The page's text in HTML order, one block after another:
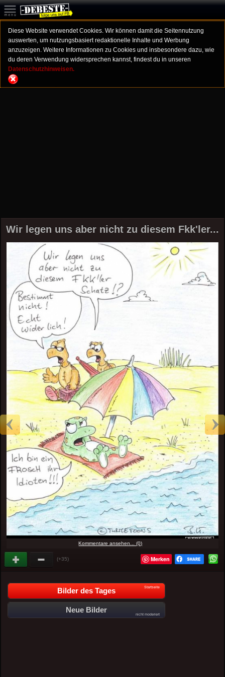
Diese Website verwendet Cookies. Wir können damit die Seitennutzung
auswerten, um nutzungsbasiert redaktionelle Inhalte und Werbung
anzuzeigen. Weitere Informationen zu Cookies und insbesondere dazu, wie
du deren Verwendung widersprechen kannst, findest du in unseren
Datenschutzhinweisen.
Wir legen uns aber nicht zu diesem Fkk'ler...
Kommentare ansehen... (0)
(+35) Merken
Bilder des Tages Startseite
Neue Bilder
nicht moderiert